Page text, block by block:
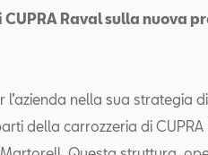
Raval sulla nuova
nella sua strategia
della carrozzeria di